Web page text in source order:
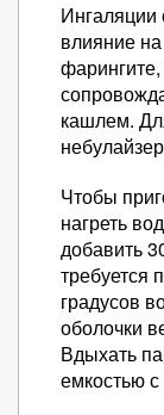
Ингаляции
влияние
кашлем.
Чтобы
нагреть
добавить
требуется
градусов
оболочки
Вдыхать
емкостью